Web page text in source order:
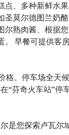
、多种新鲜水果
圣莫尔德图兰奶
尔熟肉酱、根据
。 早餐可提供客
格。停车场全天
“芬奇火车站”停
是您探索卢瓦尔